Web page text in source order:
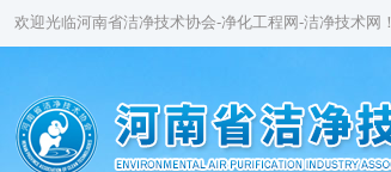
欢迎光临河南省洁净技术协会-净化工程网-洁净技术网！